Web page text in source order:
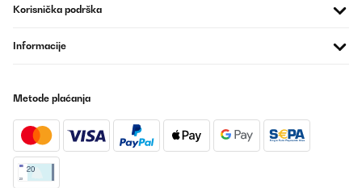
Korisnička podrška
Informacije
Metode plaćanja